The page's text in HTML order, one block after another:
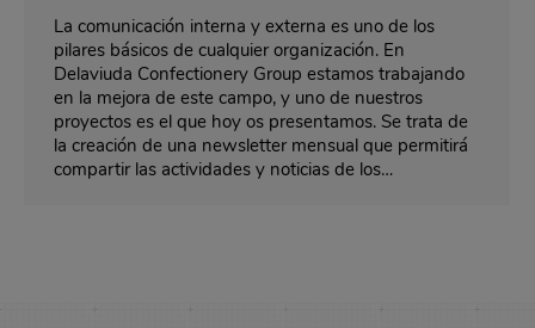
La comunicación interna y externa es uno de los
pilares básicos de cualquier organización. En
Delaviuda Confectionery Group estamos trabajando
en la mejora de este campo, y uno de nuestros
proyectos es el que hoy os presentamos. Se trata de
la creación de una newsletter mensual que permitirá
compartir las actividades y noticias de los…